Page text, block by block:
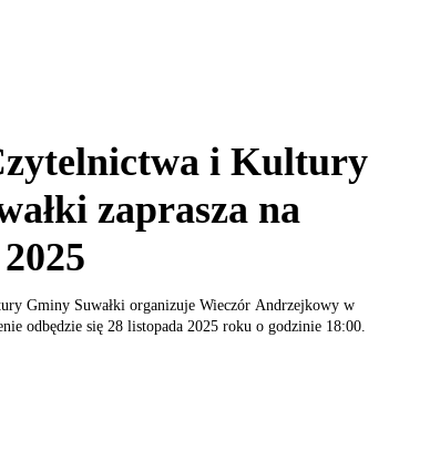
i Kultury
zaprasza na
Gminy Suwałki organizuje Wieczór Andrzejkowy w
odbędzie się 28 listopada 2025 roku o godzinie 18:00.